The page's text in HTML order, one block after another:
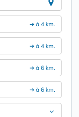
➔ à 4 km.
➔ à 4 km.
➔ à 6 km.
➔ à 6 km.